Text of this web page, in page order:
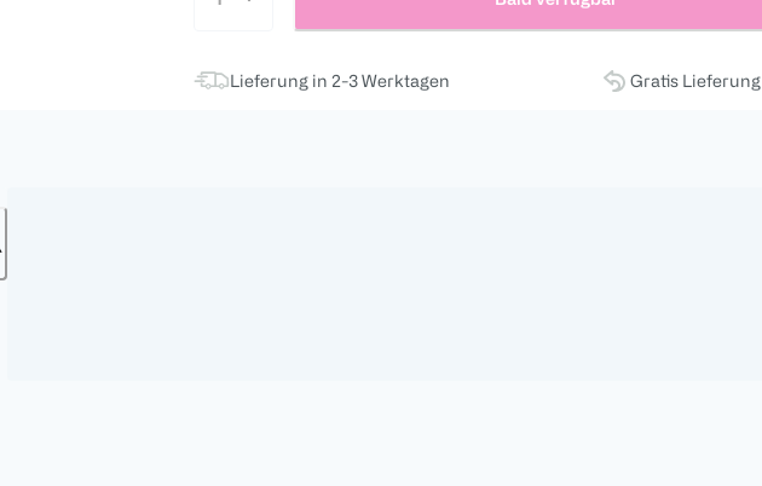
Lieferung in 2-3 Werktagen Gratis